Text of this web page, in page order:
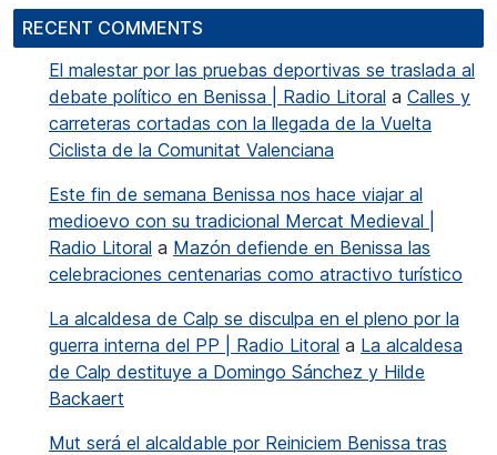
RECENT COMMENTS
El malestar por las pruebas deportivas se traslada al
debate político en Benissa | Radio Litoral a Calles y
carreteras cortadas con la llegada de la Vuelta
Ciclista de la Comunitat Valenciana
Este fin de semana Benissa nos hace viajar al
medioevo con su tradicional Mercat Medieval |
Radio Litoral a Mazón defiende en Benissa las
celebraciones centenarias como atractivo turístico
La alcaldesa de Calp se disculpa en el pleno por la
guerra interna del PP | Radio Litoral a La alcaldesa
de Calp destituye a Domingo Sánchez y Hilde
Backaert
Mut será el alcaldable por Reiniciem Benissa tras